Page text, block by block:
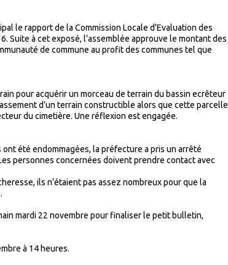
le rapport de la Commission Locale d’Evaluation des
Suite à cet exposé, l’assemblée approuve le montant des
de commune au profit des communes tel que
pour acquérir un morceau de terrain du bassin ecrêteur
d’un terrain constructible alors que cette parcelle
du cimetière. Une réflexion est engagée.
été endommagées, la préfecture a pris un arrêté
personnes concernées doivent prendre contact avec
ils n’étaient pas assez nombreux pour que la
mardi 22 novembre pour finaliser le petit bulletin,
à 14 heures.